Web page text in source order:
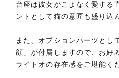
台座は彼女がこよなく愛する
ントとして猫の意匠も盛り込
また、オプションパーツとし
顔」が付属しますので、お好
ライトオの存在感をご堪能く